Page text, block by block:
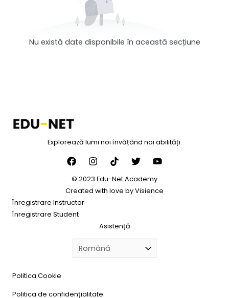
Nu există date disponibile în această secțiune
Explorează lumi noi învățând noi abilități.
© 2023 Edu-Net Academy
Created with love byVisience
Înregistrare Instructor
Înregistrare Student
Asistență
Politica Cookie
Politica de confidențialitate